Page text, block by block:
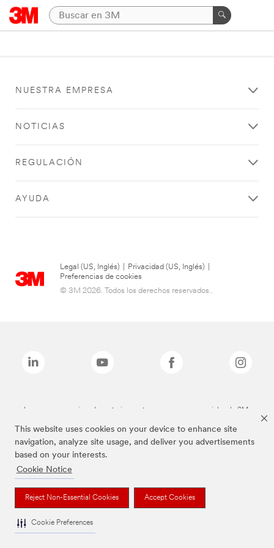
This website uses cookies on your device to enhance site
navigation, analyze site usage, and deliver you advertisements
based on your interests.
Cookie Notice
Reject Non-Essential Cookies Accept Cookies
Cookie Preferences
NUESTRA EMPRESA
NOTICIAS
REGULACIÓN
AYUDA
Legal (US, Inglés) Privacidad (US, Inglés)
Preferencias de cookies
© 3M 2026. Todos los derechos reservados..
Las marcas mencionadas anteriormente son marcas comerciales de 3M.